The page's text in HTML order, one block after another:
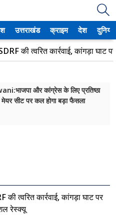
उत्तराखंड क्राइम देश दुनिया
की त्वरित कार्रवाई, कांगड़ा
और कांग्रेस के लिए प्रतिष्ठा
सीट पर कल होगा बड़ा फैसला
त्वरित कार्रवाई, कांगड़ा घाट पर
रेस्क्यू